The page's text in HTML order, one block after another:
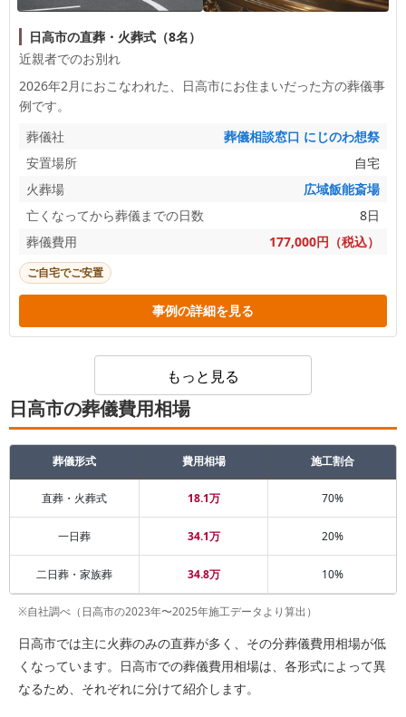
日高市の直葬・火葬式（8名）
近親者でのお別れ
2026年2月におこなわれた、
日高市にお住まいだった方の葬儀事
例です。
葬儀社
葬儀相談窓口 にじのわ想祭
安置場所
自宅
火葬場
広域飯能斎場
亡くなってから葬儀までの日数
8日
葬儀費用
177,000円（税込）
ご自宅でご安置
事例の詳細を見る
もっと見る
日高市の葬儀費用相場
葬儀形式 費用相場 施工割合
直葬・火葬式 18.1万 70%
一日葬 34.1万 20%
二日葬・家族葬 34.8万 10%
※自社調べ（日高市の2023年〜2025年施工データより算出）
日高市では主に火葬のみの直葬が多く、その分葬儀費用相場が低
くなっています。日高市での葬儀費用相場は、各形式によって異
なるため、それぞれに分けて紹介します。